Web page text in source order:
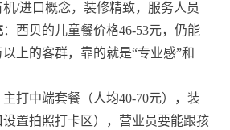
/进口概念，装修精致，服务人员
：西贝的儿童餐价格46-53元，仍能
上的客群，靠的就是“专业感”和
主打中端套餐（人均40-70元），装
置拍照打卡区），营业员要能跟孩